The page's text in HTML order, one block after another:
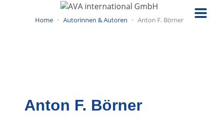
Home Autorinnen & Autoren Anton F. Börner
Anton F. Börner